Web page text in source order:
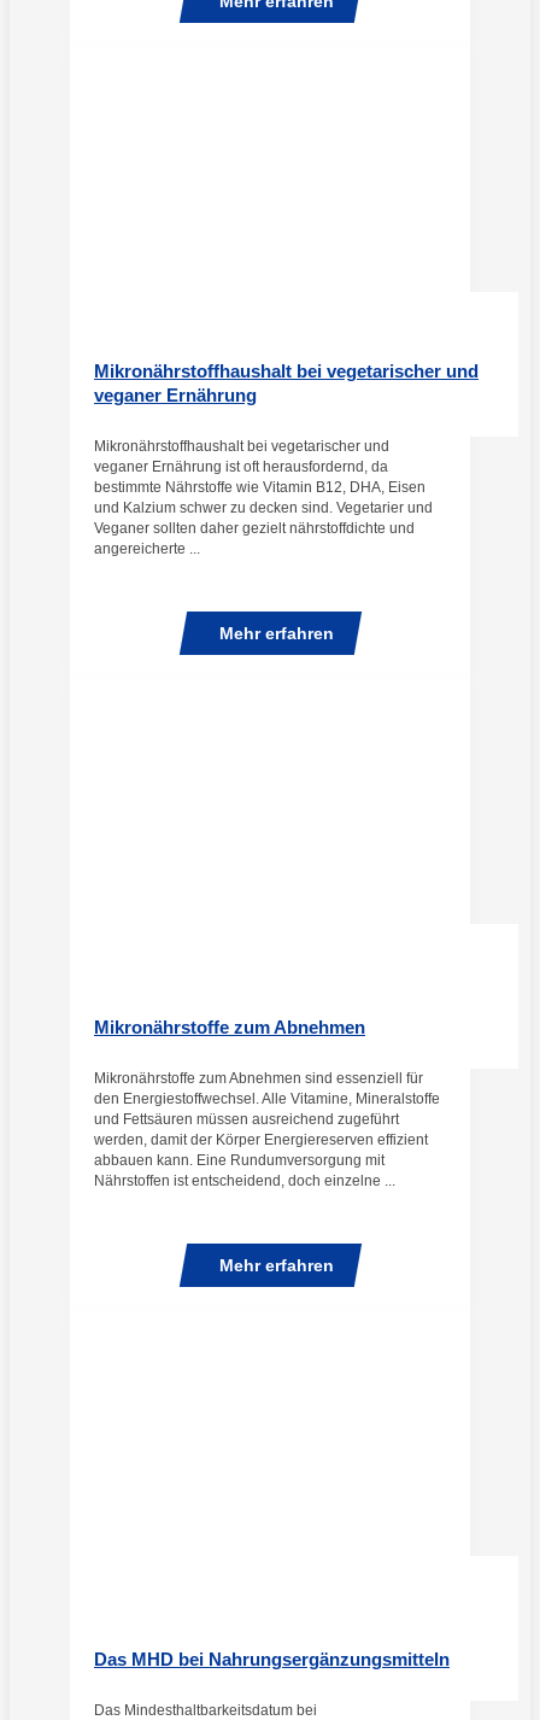
Mikronährstoffhaushalt bei vegetarischer und
veganer Ernährung
Mikronährstoffhaushalt bei vegetarischer und
veganer Ernährung ist oft herausfordernd, da
bestimmte Nährstoffe wie Vitamin B12, DHA, Eisen
und Kalzium schwer zu decken sind. Vegetarier und
Veganer sollten daher gezielt nährstoffdichte und
angereicherte ...
Mehr erfahren
Mikronährstoffe zum Abnehmen
Mikronährstoffe zum Abnehmen sind essenziell für
den Energiestoffwechsel. Alle Vitamine, Mineralstoffe
und Fettsäuren müssen ausreichend zugeführt
werden, damit der Körper Energiereserven effizient
abbauen kann. Eine Rundumversorgung mit
Nährstoffen ist entscheidend, doch einzelne ...
Mehr erfahren
Das MHD bei Nahrungsergänzungsmitteln
Das Mindesthaltbarkeitsdatum bei